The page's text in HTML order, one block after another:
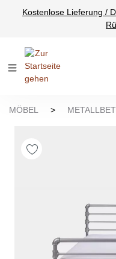
springen
Kostenlose Lieferung /
MÖBEL >